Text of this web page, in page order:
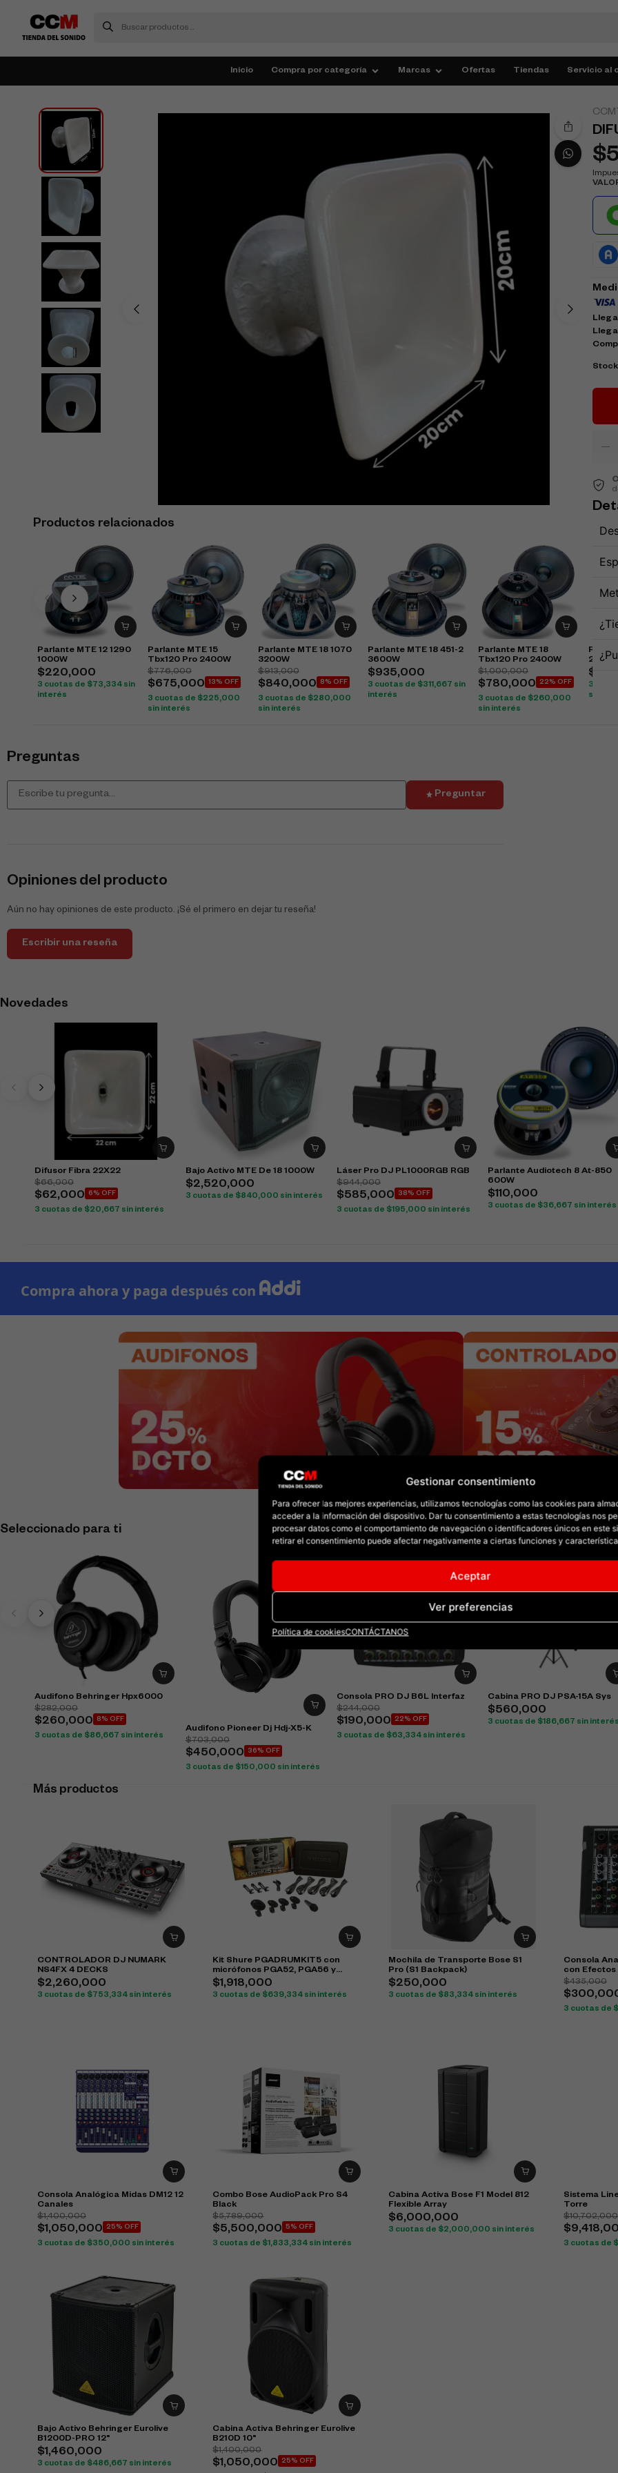
Gestionar consentimiento
Para ofrecer las mejores experiencias, utilizamos tecnologías como las cookies para
acceder a la información del dispositivo. Dar tu consentimiento a estas tecnologías nos
procesar datos como el comportamiento de navegación o identificadores únicos en este
retirar el consentimiento puede afectar negativamente a ciertas funciones y
Aceptar
Ver preferencias
Política de cookiesCONTÁCTANOS
Inicio Compra por categoría Marcas Ofertas Tiendas Servicio al
Productos relacionados
Parlante MTE 12 1290
1000W
$220,000
3 cuotas de $ 73,334 sin
interés
Parlante MTE 15
Tbx120 Pro 2400W
$776,000
$675,000 13% OFF
3 cuotas de $225,000
sin interés
Parlante MTE 18 1070
3200W
$913,000
$840,000 8% OFF
3 cuotas de $280,000
sin interés
Parlante MTE 18 451-2
3600W
$935,000
3 cuotas de $311,667 sin
interés
Parlante MTE 18
Tbx120 Pro 2400W
$1,000,000
$ 780,000 22% OFF
3 cuotas de $260,000
sin interés
$
3
sin
$
Llega
Stock
Preguntas
Preguntar
Opiniones del producto
Aún no hay opiniones de este producto. ¡Sé el primero en dejar tu reseña!
Escribir una reseña
Novedades
Difusor Fibra 22X22
$66,000
$62,000 6% OFF
3 cuotas de $20,667 sin interés
Bajo Activo MTE De 18 1000W
$2,520,000
3 cuotas de $840,000 sin interés
Láser Pro DJ PL1000RGB RGB
$944,000
$585,000 38% OFF
3 cuotas de $195,000 sin interés
Parlante Audiotech 8 At-850
600W
$110,000
3 cuotas de $36,667 sin interés
Seleccionado para ti
Audifono Behringer Hpx6000
$282,000
$260,000 8% OFF
3 cuotas de $86,667 sin interés
Audifono Pioneer Dj Hdj-X5-K
$703,000
$450,000 36% OFF
3 cuotas de $150,000 sin interés
Consola PRO DJ B6L Interfaz
$244,000
$190,000 22% OFF
3 cuotas de $63,334 sin interés
Cabina PRO DJ PSA-15A Sys
$560,000
3 cuotas de $186,667 sin interés
Más productos
CONTROLADOR DJ NUMARK
NS4FX 4 DECKS
$2,260,000
3 cuotas de $ 753,334 sin interés
Kit Shure PGADRUMKIT5 con
micrófonos PGA52, PGA56 y
PGA57 para batería
$1,918,000
3 cuotas de $639,334 sin interés
Mochila de Transporte Bose S1
Pro (S1 Backpack)
$250,000
3 cuotas de $83,334sin interés
Consola
con Efectos
$435,000
$
3 cuotas de $
Consola Analógica Midas DM12 12
Canales
$1,400,000
$1,050,000 25% OFF
3 cuotas de $350,000 sin interés
Combo Bose AudioPack Pro S4
Black
$5,789,000
$5,500,000 5% OFF
3 cuotas de $1,833,334 sin interés
Cabina Activa Bose F1 Model 812
Flexible Array
$6,000,000
3 cuotas de $2,000,000 sin interés
Sistema
Torre
$10,702,000
$
3 cuotas de $
Bajo Activo Behringer Eurolive
B1200D-PRO 12"
$1,460,000
3 cuotas de $486,667 sin interés
Cabina Activa Behringer Eurolive
B210D 10"
$1,400,000
$1,050,000 25% OFF